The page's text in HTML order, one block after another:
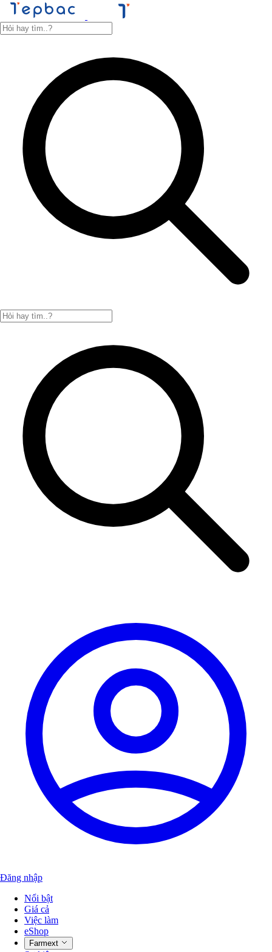
Đăng nhập
Nổi bật
Giá cả
Việc làm
eShop
Farmext